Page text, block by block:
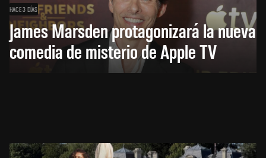
HACE 3 DÍAS
James Marsden protagonizará la nueva
comedia de misterio de Apple TV